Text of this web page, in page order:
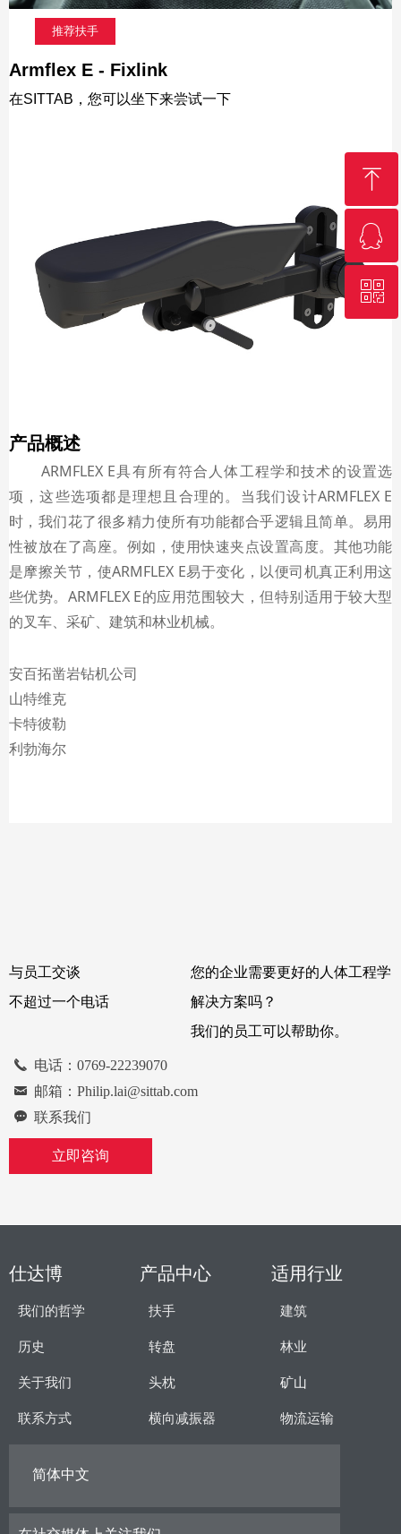
产品概述
ARMFLEX E具有所有符合人体工程学和技术的设置选
项，这些选项都是理想且合理的。当我们设计ARMFLEX E
时，我们花了很多精力使所有功能都合乎逻辑且简单。易用
性被放在了高座。例如，使用快速夹点设置高度。其他功能
是摩擦关节，使ARMFLEX E易于变化，以便司机真正利用这
些优势。ARMFLEX E的应用范围较大，但特别适用于较大型
的叉车、采矿、建筑和林业机械。
安百拓凿岩钻机公司
山特维克
卡特彼勒
利勃海尔
推荐扶手
Armflex E - Fixlink
在SITTAB，您可以坐下来尝试一下
仕达博
我们的哲学
历史
关于我们
联系方式
扶手
转盘
头枕
横向减振器
产品中心
建筑
林业
矿山
物流运输
适用行业
简体中文
与员工交谈
不超过一个电话
您的企业需要更好的人体工程学
解决方案吗？
我们的员工可以帮助你。
立即咨询
끅 电话：0769-22239070
낂 邮箱：Philip.lai@sittab.com
끁 联系我们
ꁸ
回到顶部
ꁗ
QQ客服
ꀥ